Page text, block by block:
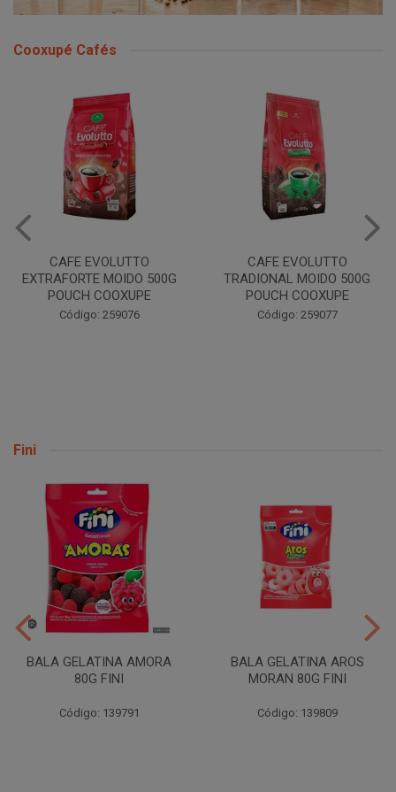
Cooxupé Cafés
CAFE EVOLUTTO
EXTRAFORTE MOIDO 500G
POUCH COOXUPE
Código: 259076
CAFE EVOLUTTO
TRADIONAL MOIDO 500G
POUCH COOXUPE
Código: 259077
Fini
BALA GELATINA AMORA
80G FINI
Código: 139791
BALA GELATINA AROS
MORAN 80G FINI
Código: 139809